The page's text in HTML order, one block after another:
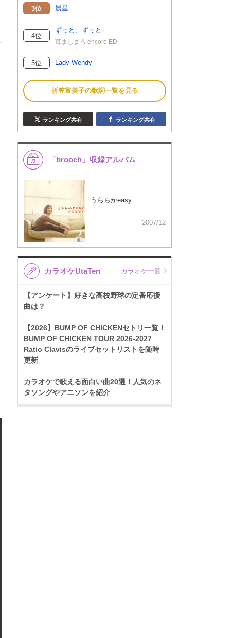
3位 晨星
4位
ずっと、ずっと
苺ましまろ encore ED
5位 Lady Wendy
折笠富美子の歌詞一覧を見る
ランキング共有 ランキング共有
「brooch」収録アルバム
うららかeasy
2007/12
カラオケUtaTen カラオケ一覧
【アンケート】好きな高校野球の定番応援
曲は？
【2026】BUMP OF CHICKENセトリ一覧！
BUMP OF CHICKEN TOUR 2026-2027
Ratio Clavisのライブセットリストを随時
更新
カラオケで歌える面白い曲20選！人気のネ
タソングやアニソンを紹介